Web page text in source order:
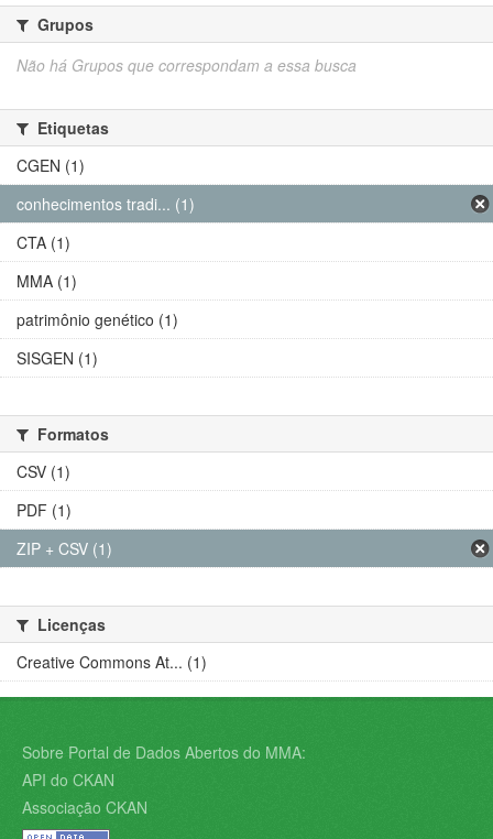
Grupos
Não há Grupos que correspondam a essa busca
Etiquetas
CGEN (1)
conhecimentos tradi... (1)
CTA (1)
MMA (1)
patrimônio genético (1)
SISGEN (1)
Formatos
CSV (1)
PDF (1)
ZIP + CSV (1)
Licenças
Creative Commons At... (1)
Sobre Portal de Dados Abertos do MMA:
API do CKAN
Associação CKAN